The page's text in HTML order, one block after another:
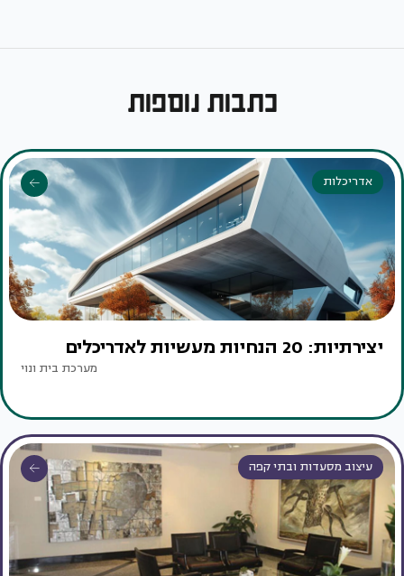
כתבות נוספות
אדריכלות
יצירתיות: 20 הנחיות מעשיות לאדריכלים
מערכת בית ונוי
עיצוב מסעדות ובתי קפה